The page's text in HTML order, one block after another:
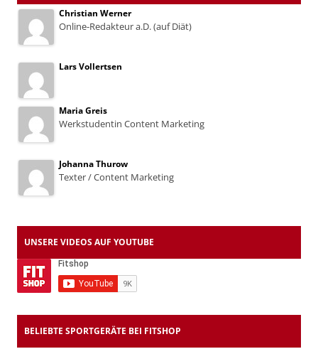
Christian Werner
Online-Redakteur a.D. (auf Diät)
Lars Vollertsen
Maria Greis
Werkstudentin Content Marketing
Johanna Thurow
Texter / Content Marketing
UNSERE VIDEOS AUF YOUTUBE
BELIEBTE SPORTGERÄTE BEI FITSHOP